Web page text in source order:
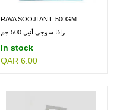
RAVA SOOJI ANIL 500GM
رافا سوجي أنيل 500 جم
In stock
QAR 6.00